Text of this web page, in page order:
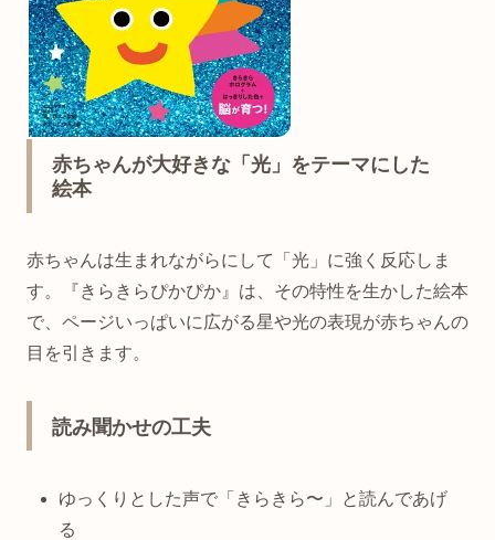
赤ちゃんが大好きな「光」をテーマにした
絵本
赤ちゃんは生まれながらにして「光」に強く反応しま
す。『きらきらぴかぴか』は、その特性を生かした絵本
で、ページいっぱいに広がる星や光の表現が赤ちゃんの
目を引きます。
読み聞かせの工夫
ゆっくりとした声で「きらきら〜」と読んであげ
る